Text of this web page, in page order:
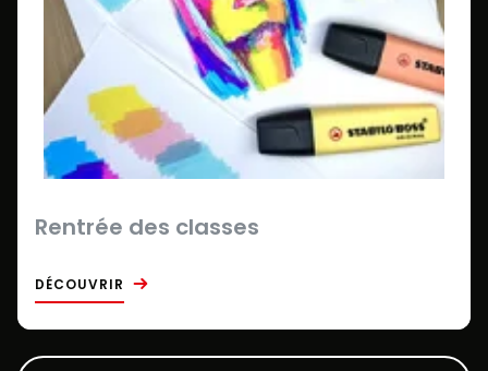
Rentrée des classes
DÉCOUVRIR